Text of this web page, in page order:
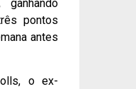
ganhando
pontos
antes
o ex-